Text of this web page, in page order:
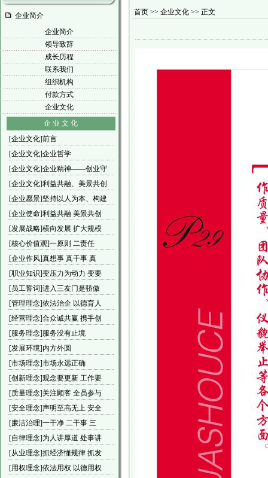
企业简介
企业简介
领导致辞
成长历程
联系我们
组织机构
付款方式
企业文化
企 业 文 化
[企业文化]前言
[企业文化]企业哲学
[企业文化]企业精神——创业守
[企业文化]利益共融、美景共创
[企业愿景]坚持以人为本、构建
[企业使命]利益共融 美景共创
[发展战略]横向发展 扩大规模
[核心价值观]一原则 二责任
[企业作风]真想事 真干事 真
[职业知识]变压力为动力 变要
[员工誓词]进入三友门是骄傲
[管理理念]依法治企 以德育人
[经营理念]合众诚共赢 携手创
[服务理念]服务没有止境
[发展环境]内方外圆
[市场理念]市场永远正确
[创新理念]观念要更新 工作要
[质量理念]关注顾客 全员参与
[安全理念]声明至高无上 安全
[廉洁治理]一干净 二干事 三
[自律理念]为人讲厚道 处事讲
[从业理念]抓经济懂规律 抓发
[用权理念]依法用权 以德用权
首页 >> 企业文化 >> 正文